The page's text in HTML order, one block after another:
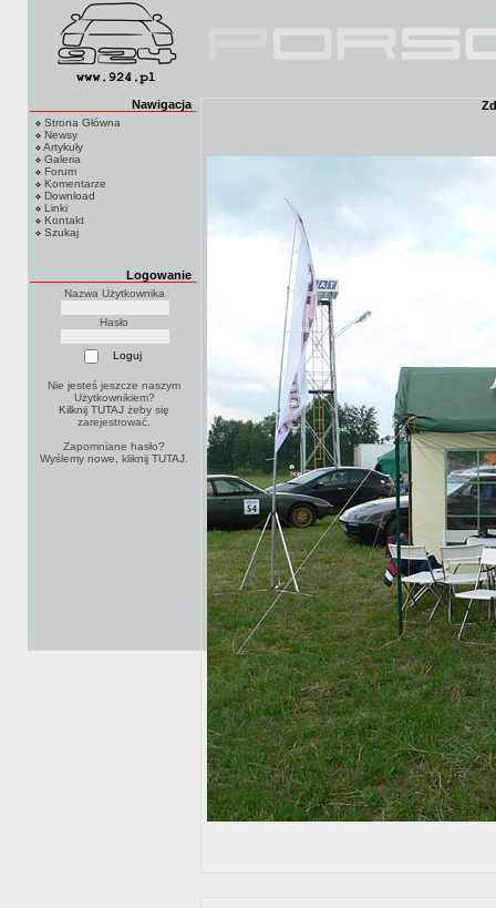
Nawigacja
Strona Główna
Newsy
Artykuły
Galeria
Forum
Komentarze
Download
Linki
Kontakt
Szukaj
Logowanie
Nazwa Użytkownika
Hasło
Nie jesteś jeszcze naszym
Użytkownikiem?
Kilknij TUTAJ żeby się
zarejestrować.
Zapomniane hasło?
Wyślemy nowe, kliknijTUTAJ